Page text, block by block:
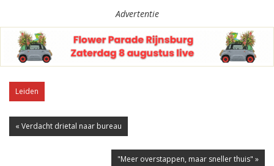
Advertentie
Leiden
« Verdacht drietal naar bureau
"Meer overstappen, maar sneller thuis" »